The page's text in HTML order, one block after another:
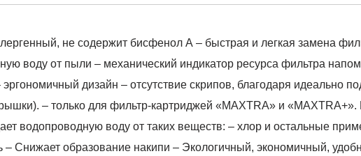
не содержит бисфенол А – быстрая и легкая замена
воду от пыли – механический индикатор ресурса фильтра
дизайн – отсутствие скрипов, благодаря идеально
– только для фильтр-картриджей «MAXTRA» и
водопроводную воду от таких веществ: – хлор и остальные
– Снижает образование накипи – Экологичный, экономичный,